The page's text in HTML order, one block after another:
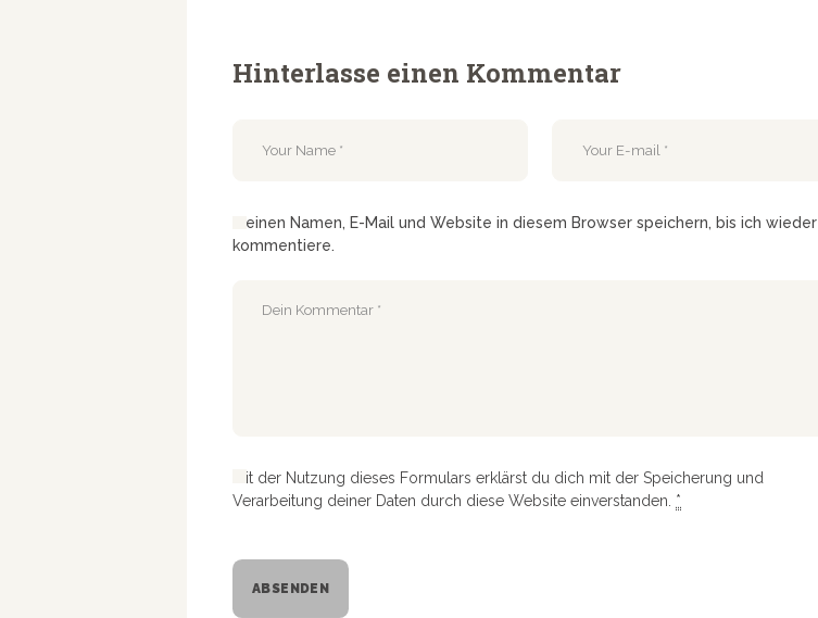
Hinterlasse einen Kommentar
Meinen Namen, E-Mail und Website in diesem Browser speichern, bis ich wieder
kommentiere.
Mit der Nutzung dieses Formulars erklärst du dich mit der Speicherung und
Verarbeitung deiner Daten durch diese Website einverstanden. *